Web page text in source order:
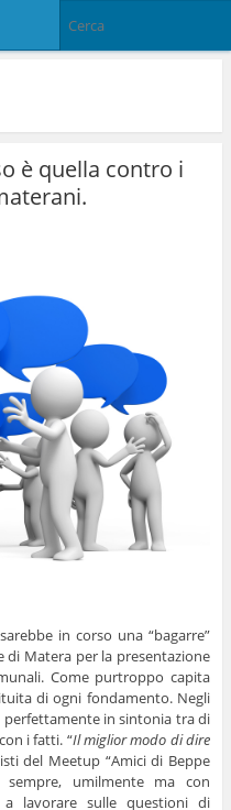
è quella contro i
in corso una “bagarre”
Matera per la presentazione
Come purtroppo capita
di ogni fondamento. Negli
in sintonia tra di
i fatti. “Il miglior modo di dire
del Meetup “Amici di Beppe
sempre, umilmente ma con
a lavorare sulle questioni di